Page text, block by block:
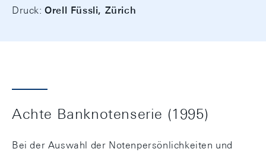
Druck:Orell Füssli, Zürich
Achte Banknotenserie (1995)
Bei der Auswahl der Notenpersönlichkeiten und